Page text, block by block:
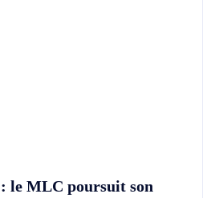
le MLC poursuit son